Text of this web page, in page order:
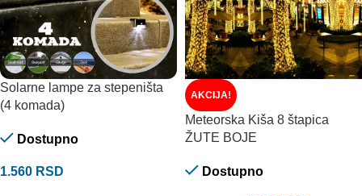
Solarne lampe za stepeništa
(4 komada)
Dostupno
1.560 RSD
AKCIJA!
Meteorska Kiša 8 štapica
ŽUTE BOJE
Dostupno